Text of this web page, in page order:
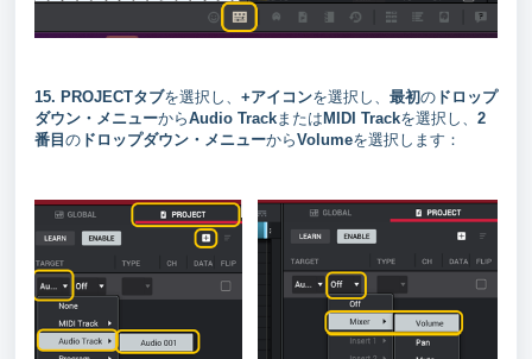
15. PROJECTタブを選択し、 +アイコンを選択し、 最初の ドロップ
ダウン・ メニューからAudio Track または MIDI Trackを選択し、 2
番目 の ドロップダウン・メニューからVolumeを選択します：